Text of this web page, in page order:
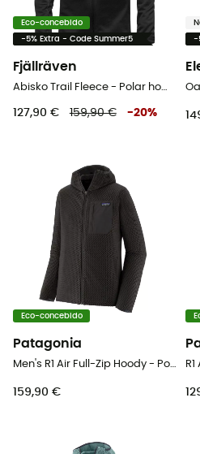
Eco-concebido
-5% Extra - Code Summer5
Fjällräven
127,90 € 159,90 € -20%
-
Eco-concebido
Patagonia
159,90 €